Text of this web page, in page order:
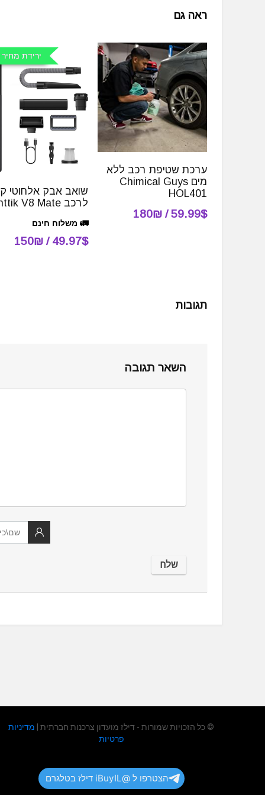
ראה גם
ערכת שטיפת רכב ללא
מים Chimical Guys
HOL401
59.99$ / 180₪
ירידת
שואב אבק אלחוטי
לרכב Fanttik V8 Mate
🚛 משלוח חינם
49.97$ / 150₪
תגובות
השאר תגובה
© כל הזכויות שמורות - דילז מועדון צרכנות חברתית | מדיניות
פרטיות
הצטרפו ל @iBuyIL דילז בטלגרם